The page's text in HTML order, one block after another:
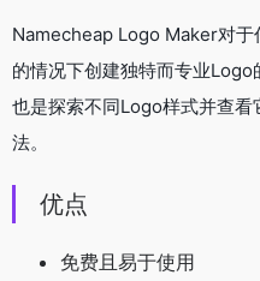
Namecheap Logo Maker对于
的情况下创建独特而专业
也是探索不同Logo样式并查
法。
优点
免费且易于使用